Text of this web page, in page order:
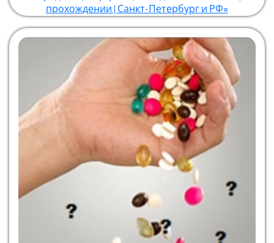
прохождении | Санкт-Петербург и РФ»